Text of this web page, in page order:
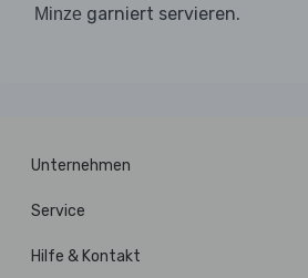
Minze garniert servieren.
Unternehmen
Service
Hilfe & Kontakt